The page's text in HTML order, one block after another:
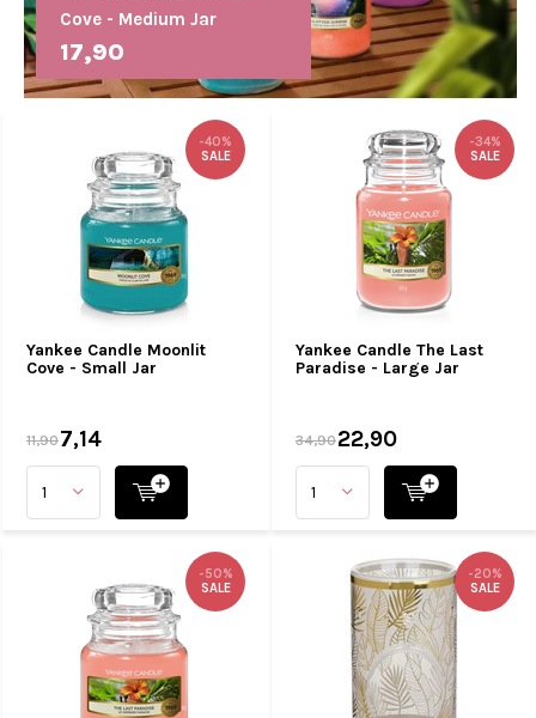
Cove - Medium Jar
17,90
Yankee Candle Moonlit
Cove - Small Jar
-40%
SALE
11,907,14
Yankee Candle The Last
Paradise - Large Jar
-34%
SALE
34,9022,90
-50%
SALE
-20%
SALE